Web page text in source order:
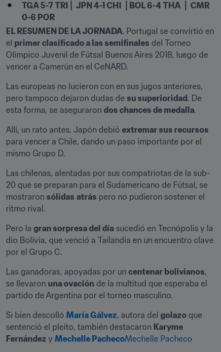
TGA 5-7 TRI⎪
JPN 4-1 CHI ⎪BOL 6-4 THA
CMR
0-6 POR
EL RESUMEN DE LA JORNADA. Portugal se convirtió en
el primer clasificado a las semifinales del Torneo
Olímpico Juvenil de Fútsal Buenos Aires 2018, luego de
vencer a Camerún en el CeNARD.
Las europeas no lucieron con en sus jugos anteriores,
pero tampoco dejaron dudas de su superioridad . De
esta forma, se aseguraron dos chances de medalla.
Allí, un rato antes, Japón debió extremar sus recursos
para vencer a Chile, dando un paso importante por el
mismo Grupo D.
Las chilenas, alentadas por sus compatriotas de la sub-
20 que se preparan para el Sudamericano de Fútsal, se
mostraron sólidas atrás pero no pudieron sostener el
ritmo rival.
Pero la gran sorpresa del día sucedió en Tecnópolis y la
dio Bolivia, que venció a Tailandia en un encuentro clave
por el Grupo C.
Las ganadoras, apoyadas por un centenar bolivianos,
se llevaron una ovación de la multitud que esperaba el
partido de Argentina por el torneo masculino.
Si bien descolló María Gálvez, autora del golazo que
sentenció el pleito, también destacaron Karyme
Fernández y Mechelle PachecoMechelle Pacheco